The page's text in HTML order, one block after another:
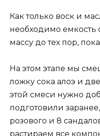
Как только воск и
необходимо емкость
массу до тех пор,
На этом этапе мы
ложку сока алоэ и
этой смеси нужно
подготовили
розового и 8
растираем все